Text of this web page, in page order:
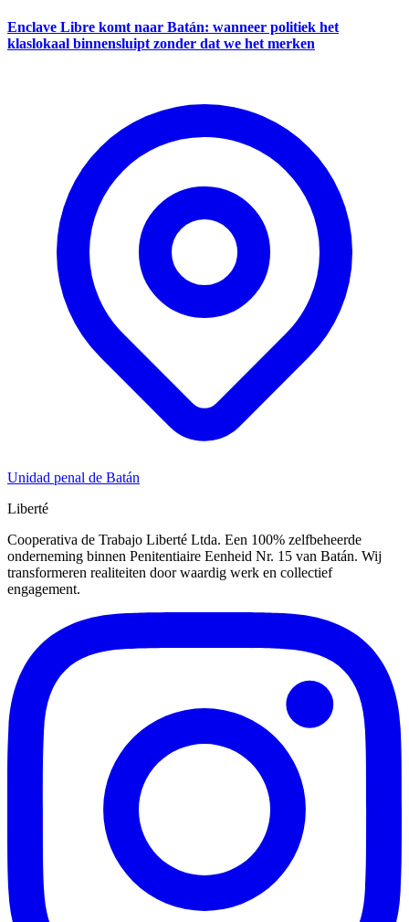
Enclave Libre komt naar Batán: wanneer politiek het
klaslokaal binnensluipt zonder dat we het merken
Unidad penal de Batán
Liberté
Cooperativa de Trabajo Liberté Ltda. Een 100% zelfbeheerde
onderneming binnen Penitentiaire Eenheid Nr. 15 van Batán. Wij
transformeren realiteiten door waardig werk en collectief
engagement.